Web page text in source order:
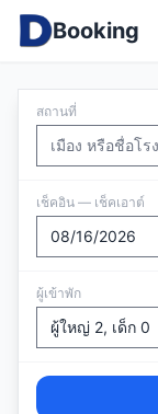
Booking
สถานที่
เช็คอิน — เช็คเอาต์
ผู้เข้าพัก